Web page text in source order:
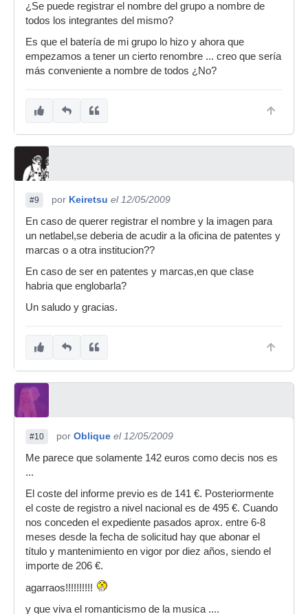
¿Se puede registrar el nombre del grupo a nombre de
todos los integrantes del mismo?
Es que el batería de mi grupo lo hizo y ahora que
empezamos a tener un cierto renombre ... creo que sería
más conveniente a nombre de todos ¿No?
#9 por Keiretsu el 12/05/2009
En caso de querer registrar el nombre y la imagen para
un netlabel,se deberia de acudir a la oficina de patentes y
marcas o a otra institucion??
En caso de ser en patentes y marcas,en que clase
habria que englobarla?
Un saludo y gracias.
#10 por Oblique el 12/05/2009
Me parece que solamente 142 euros como decis nos es
...
El coste del informe previo es de 141 €. Posteriormente
el coste de registro a nivel nacional es de 495 €. Cuando
nos conceden el expediente pasados aprox. entre 6-8
meses desde la fecha de solicitud hay que abonar el
título y mantenimiento en vigor por diez años, siendo el
importe de 206 €.
agarraos!!!!!!!!!!
y que viva el romanticismo de la musica ....